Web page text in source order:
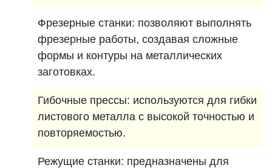
Фрезерные станки: позволяют выполнять
фрезерные работы, создавая сложные
формы и контуры на металлических
заготовках.
Гибочные прессы: используются для гибки
листового металла с высокой точностью и
повторяемостью.
Режущие станки: предназначены для